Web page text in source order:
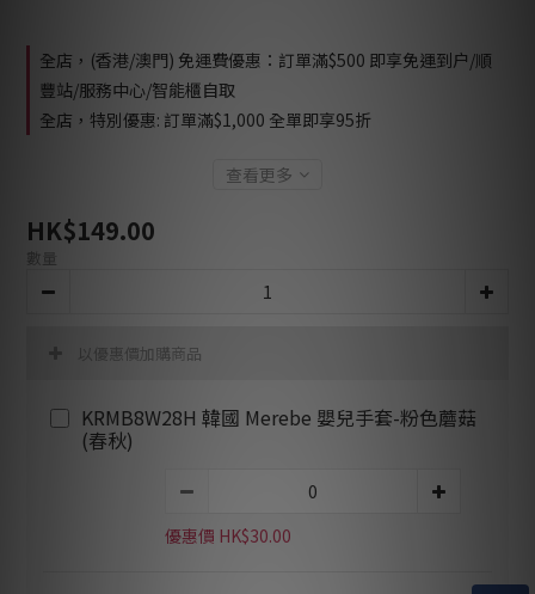
全店，(香港/澳門) 免運費優惠：訂單滿$500 即享免運到户/順
豐站/服務中心/智能櫃自取
全店，特別優惠: 訂單滿$1,000 全單即享95折
查看更多
HK$149.00
數量
以優惠價加購商品
KRMB8W28H 韓國 Merebe 嬰兒手套-粉色蘑菇
(春秋)
優惠價 HK$30.00